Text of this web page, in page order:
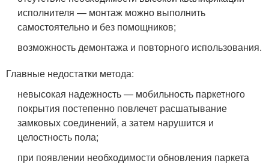
исполнителя — монтаж можно выполнить
самостоятельно и без помощников;
возможность демонтажа и повторного использования.
Главные недостатки метода:
невысокая надежность — мобильность паркетного
покрытия постепенно повлечет расшатывание
замковых соединений, а затем нарушится и
целостность пола;
при появлении необходимости обновления паркета